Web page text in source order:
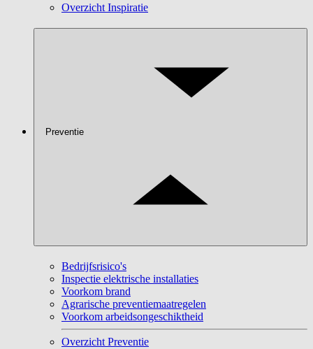
Overzicht Inspiratie
Preventie
Bedrijfsrisico's
Inspectie elektrische installaties
Voorkom brand
Agrarische preventiemaatregelen
Voorkom arbeidsongeschiktheid
Overzicht Preventie